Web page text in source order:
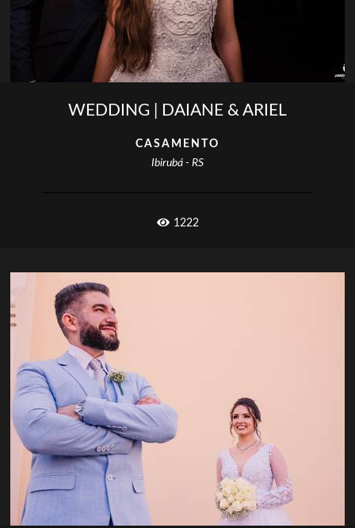
WEDDING | DAIANE & ARIEL
CASAMENTO
Ibirubá - RS
1222